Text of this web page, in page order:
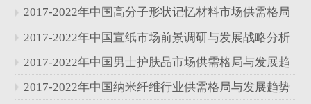
新闻资讯
加入我们
性研究报告
2017-2022年中国高分子形状记忆材料市场供需格局
与发展前景分析报告
2017-2022年中国宣纸市场前景调研与发展战略分析
报告
2017-2022年中国男士护肤品市场供需格局与发展趋
势分析报告
2017-2022年中国纳米纤维行业供需格局与发展趋势